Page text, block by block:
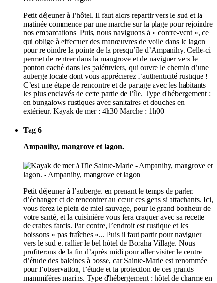
Petit déjeuner à l’hôtel. Il faut alors repartir vers le sud et la
matinée commence par une marche sur la plage pour rejoindre
nos embarcations. Puis, nous naviguons à « contre-vent », ce
qui oblige à effectuer des manœuvres de voile dans le lagon
pour rejoindre la pointe de la presqu’île d’Ampanihy. Celle-ci
permet de rentrer dans la mangrove et de naviguer vers le
ponton caché dans les palétuviers, qui ouvre le chemin d’une
auberge locale dont vous apprécierez l’authenticité rustique !
C’est une étape de rencontre et de partage avec les habitants
les plus enclavés de cette partie de l’île. Type d'hébergement :
en bungalows rustiques avec sanitaires et douches en
extérieur. Kayak de mer : 4h30 Marche : 1h00
Tag 6
Ampanihy, mangrove et lagon.
Petit déjeuner à l’auberge, en prenant le temps de parler,
d’échanger et de rencontrer au cœur ces gens si attachants. Ici,
vous ferez le plein de miel sauvage, pour le grand bonheur de
votre santé, et la cuisinière vous fera craquer avec sa recette
de crabes farcis. Par contre, l’endroit est rustique et les
boissons « pas fraîches »... Puis il faut partir pour naviguer
vers le sud et rallier le bel hôtel de Boraha Village. Nous
profiterons de la fin d’après-midi pour aller visiter le centre
d’étude des baleines à bosse, car Sainte-Marie est renommée
pour l’observation, l’étude et la protection de ces grands
mammifères marins. Type d'hébergement : hôtel de charme en